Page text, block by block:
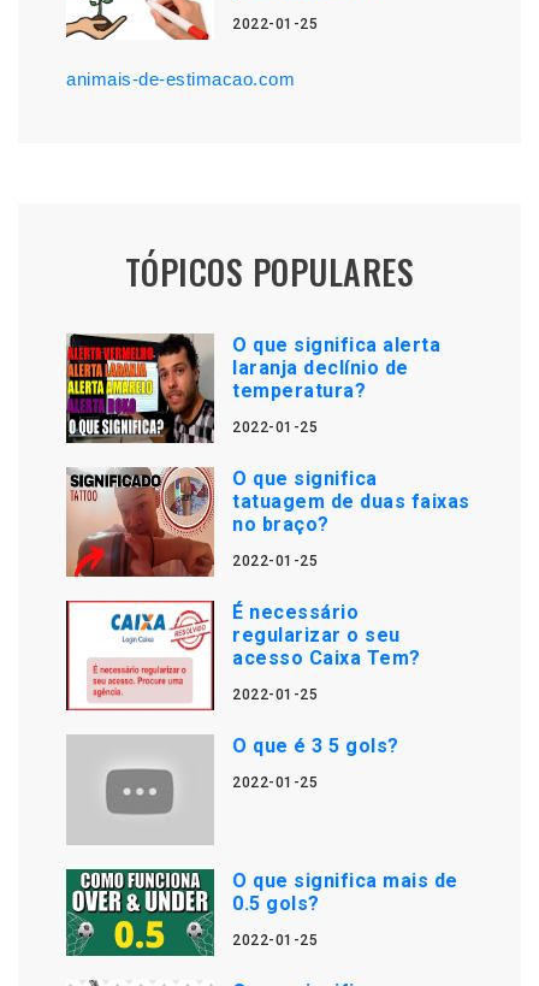
2022-01-25
animais-de-estimacao.com
TÓPICOS POPULARES
O que significa alerta
laranja declínio de
temperatura?
2022-01-25
O que significa
tatuagem de duas faixas
no braço?
2022-01-25
É necessário
regularizar o seu
acesso Caixa Tem?
2022-01-25
O que é 3 5 gols?
2022-01-25
O que significa mais de
0.5 gols?
2022-01-25